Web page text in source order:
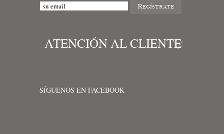
ATENCIÓN AL CLIENTE
SÍGUENOS EN FACEBOOK